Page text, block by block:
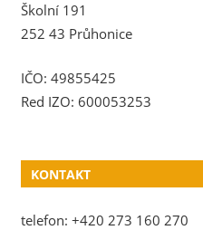
Školní 191
252 43 Průhonice
IČO: 49855425
Red IZO: 600053253
KONTAKT
telefon: +420 273 160 270